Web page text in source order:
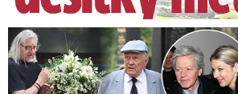
Speciální řečníci nad rakví Laurina: